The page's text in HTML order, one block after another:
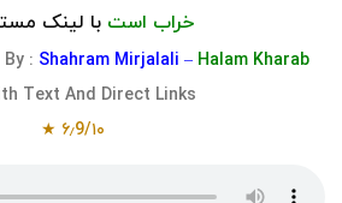
خراب است با لینک
By : Shahram Mirjalali – Halam Kharab
Text And Direct Links
۶٫9/۱۰ ★